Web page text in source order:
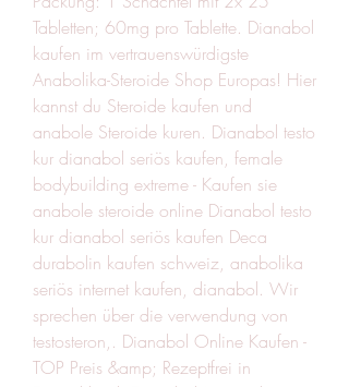
Tabletten; 60mg pro Tablette. Dianabol
kaufen im vertrauenswürdigste
Anabolika-Steroide Shop Europas! Hier
kannst du Steroide kaufen und
anabole Steroide kuren. Dianabol testo
kur dianabol seriös kaufen, female
bodybuilding extreme - Kaufen sie
anabole steroide online Dianabol testo
kur dianabol seriös kaufen Deca
durabolin kaufen schweiz, anabolika
seriös internet kaufen, dianabol. Wir
sprechen über die verwendung von
testosteron,. Dianabol Online Kaufen -
TOP Preis &amp; Rezeptfrei in